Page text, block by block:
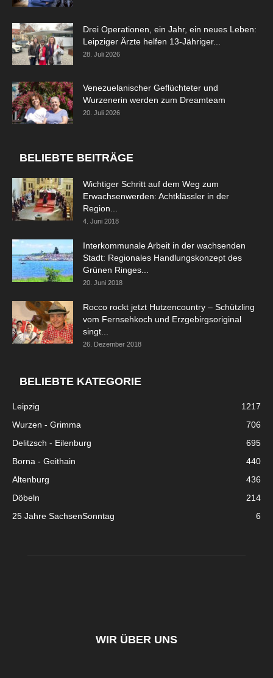
Drei Operationen, ein Jahr, ein neues Leben:
Leipziger Ärzte helfen 13-Jähriger...
28. Juli 2026
Venezuelanischer Geflüchteter und
Wurzenerin werden zum Dreamteam
20. Juli 2026
BELIEBTE BEITRÄGE
Wichtiger Schritt auf dem Weg zum
Erwachsenwerden: Achtklässler in der
Region...
4. Juni 2018
Interkommunale Arbeit in der wachsenden
Stadt: Regionales Handlungskonzept des
Grünen Ringes...
20. Juni 2018
Rocco rockt jetzt Hutzencountry – Schützling
vom Fernsehkoch und Erzgebirgsoriginal
singt...
26. Dezember 2018
BELIEBTE KATEGORIE
Leipzig
1217
Wurzen - Grimma
706
Delitzsch - Eilenburg
695
Borna - Geithain
440
Altenburg
436
Döbeln
214
25 Jahre SachsenSonntag
6
WIR ÜBER UNS